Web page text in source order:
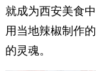
就成为西安美食
用当地辣椒制作
的灵魂。